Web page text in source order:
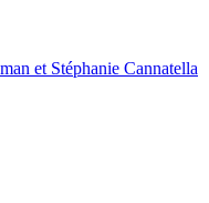
et Stéphanie Cannatella